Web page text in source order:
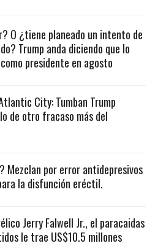
O ¿tiene planeado un intento de
Trump anda diciendo que lo
como presidente en agosto
City: Tumban Trump
de otro fracaso más del
Mezclan por error antidepresivos
la disfunción eréctil.
Jerry Falwell Jr., el paracaidas
le trae US$10.5 millones